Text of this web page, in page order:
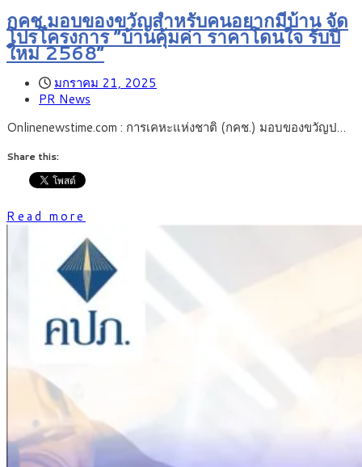
กคช.มอบของขวัญสำหรับคนอยากมีบ้าน จัด
โปรโครงการ “บ้านคุ้มค่า ราคาโดนใจ รับปี
ใหม่ 2568”
มกราคม 21, 2025
PR News
Onlinenewstime.com : การเคหะแห่งชาติ (กคช.) มอบของขวัญป…
Share this:
Read more